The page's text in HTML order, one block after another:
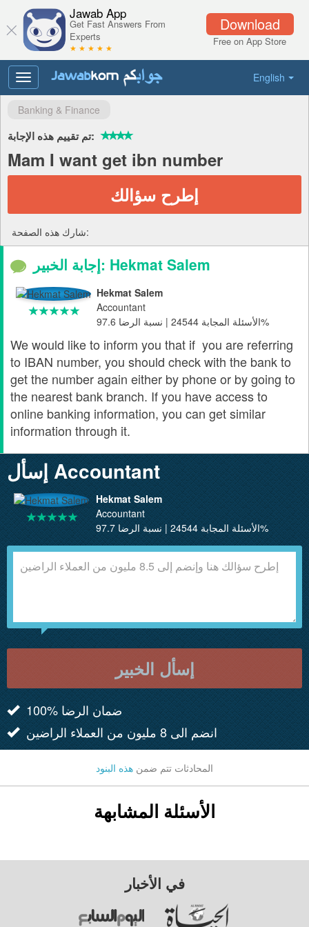
Download
Free on App Store
Jawab App
Get Fast Answers From
Experts
★ ★ ★ ★ ★
English
Toggle
navigation
Banking & Finance
تم تقييم هذه الإجابة:
Mam I want get ibn number
إطرح سؤالك
شارك هذه الصفحة:
إجابة الخبير: Hekmat Salem
Hekmat Salem
Accountant
الأسئلة المجابة 24544 | نسبة الرضا 97.6%
We would like to inform you that if you are referring
to IBAN number, you should check with the bank to
get the number again either by phone or by going to
the nearest bank branch. If you have access to
online banking information, you can get similar
information through it.
إسأل Accountant
Hekmat Salem
Accountant
الأسئلة المجابة 24544 | نسبة الرضا 97.7%
إسأل الخبير
100% ضمان الرضا
انضم الى 8 مليون من العملاء الراضين
المحادثات تتم ضمن هذه البنود
الأسئلة المشابهة
في الأخبار